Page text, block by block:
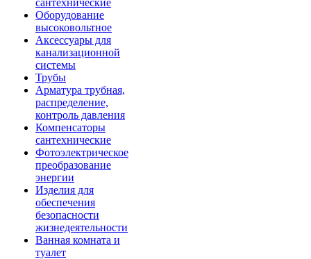
сантехнические
Оборудование
высоковольтное
Аксессуары для
канализационной
системы
Трубы
Арматура трубная,
распределение,
контроль давления
Компенсаторы
сантехнические
Фотоэлектрическое
преобразование
энергии
Изделия для
обеспечения
безопасности
жизнедеятельности
Ванная комната и
туалет